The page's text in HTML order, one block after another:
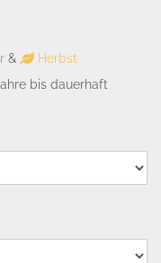
&
Herbst
bis dauerhaft